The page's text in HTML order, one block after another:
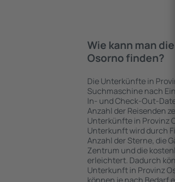
Wie kann man
Osorno finden?
Die Unterkünfte in
Suchmaschine nach
In- und Check-Out-
Anzahl der Reisenden
Unterkünfte in Provinz
Unterkunft wird durch
Anzahl der Sterne, die
Zentrum und die
erleichtert. Dadurch
Unterkunft in Provinz